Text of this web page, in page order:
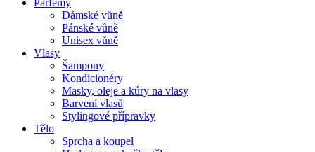
Parfémy
Dámské vůně
Pánské vůně
Unisex vůně
Vlasy
Šampony
Kondicionéry
Masky, oleje a kúry na vlasy
Barvení vlasů
Stylingové přípravky
Tělo
Sprcha a koupel